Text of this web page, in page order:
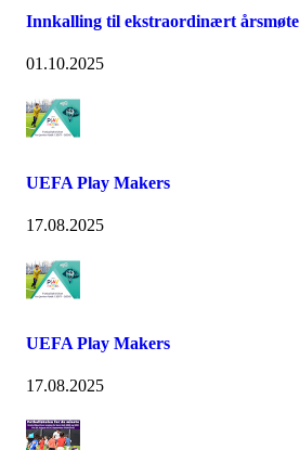
Innkalling til ekstraordinært årsmøte
01.10.2025
UEFA Play Makers
17.08.2025
UEFA Play Makers
17.08.2025